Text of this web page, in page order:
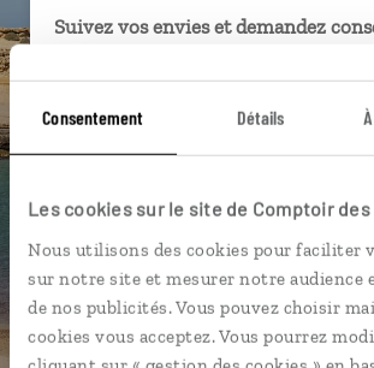
Consentement Détails
Les cookies sur le site de Comptoir des
Nous utilisons des cookies pour faciliter
sur notre site et mesurer notre audience
de nos publicités. Vous pouvez choisir
cookies vous acceptez. Vous pourrez
Suivez vos envies et demandez
Ils sauront organiser votre
près de vos envies et de la réalité
connectés en agence, mais aussi
Vous gardez le même
pendant et après votre voyage.